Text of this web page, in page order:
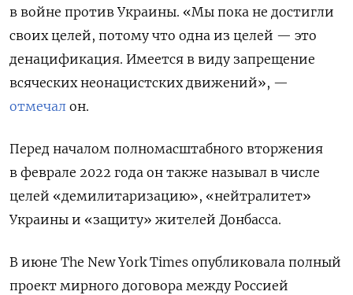
в войне против Украины. «Мы пока не достигли
своих целей, потому что одна из целей — это
денацификация. Имеется в виду запрещение
всяческих неонацистских движений», —
отмечал он.
Перед началом полномасштабного вторжения
в феврале 2022 года он также называл в числе
целей «демилитаризацию», «нейтралитет»
Украины и «защиту» жителей Донбасса.
В июне The New York Times опубликовала полный
проект мирного договора между Россией